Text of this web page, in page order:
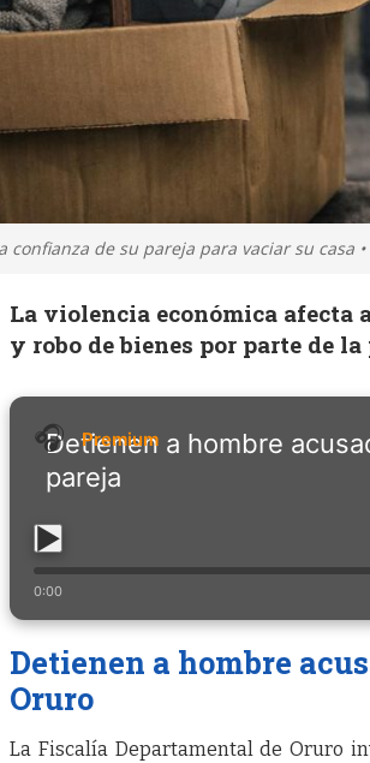
confianza de su pareja para vaciar su casa
La violencia económica afecta
y robo de bienes por parte de la
Detienen a hombre
pareja
0:00
Detienen a hombre
Oruro
La Fiscalía Departamental de Oruro